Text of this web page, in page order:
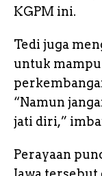
KGPM ini.
Tedi juga
untuk
“Namun
jati diri,”
Perayaan